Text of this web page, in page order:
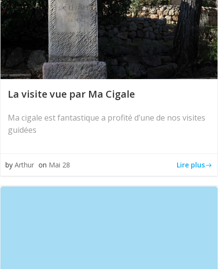
La visite vue par Ma Cigale
Ma cigale est fantastique a profité d’une de nos visites
guidées
by Arthur on Mai 28 Lire plus